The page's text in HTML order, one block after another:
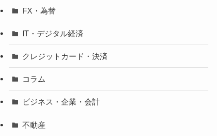
FX・為替
IT・デジタル経済
クレジットカード・決済
コラム
ビジネス・企業・会計
不動産